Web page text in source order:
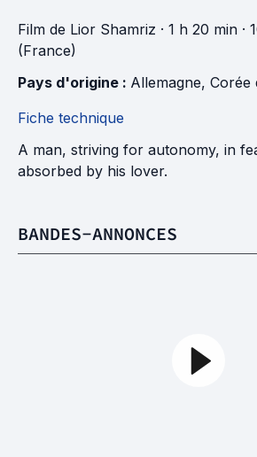
Film de Lior Shamriz · 1 h 20 min ·
(France)
Pays d'origine : Allemagne, Corée
Fiche technique
A man, striving for autonomy, in
absorbed by his lover.
BANDES-ANNONCES